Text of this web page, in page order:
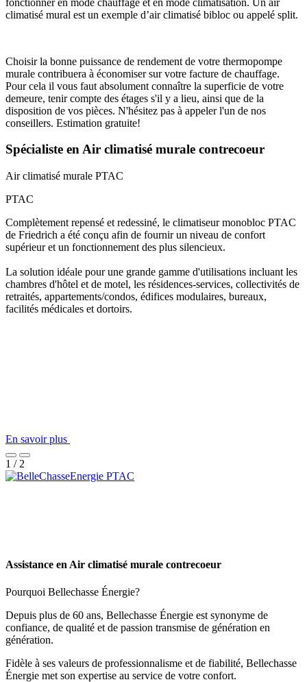
climatisé mural est un exemple d’air climatisé bibloc ou appelé split.
Choisir la bonne puissance de rendement de votre thermopompe
murale contribuera à économiser sur votre facture de chauffage.
Pour cela il vous faut absolument connaître la superficie de votre
demeure, tenir compte des étages s'il y a lieu, ainsi que de la
disposition de vos pièces. N'hésitez pas à appeler l'un de nos
conseillers. Estimation gratuite!
Spécialiste en Air climatisé murale contrecoeur
Air climatisé murale PTAC
PTAC
Complètement repensé et redessiné, le climatiseur monobloc PTAC
de Friedrich a été conçu afin de fournir un niveau de confort
supérieur et un fonctionnement des plus silencieux.
La solution idéale pour une grande gamme d'utilisations incluant les
chambres d'hôtel et de motel, les résidences-services, collectivités de
retraités, appartements/condos, édifices modulaires, bureaux,
facilités médicales et dortoirs.
En savoir plus
1 / 2
Assistance en Air climatisé murale contrecoeur
Pourquoi Bellechasse Énergie?
Depuis plus de 60 ans, Bellechasse Énergie est synonyme de
confiance, de qualité et de passion transmise de génération en
génération.
Fidèle à ses valeurs de professionnalisme et de fiabilité, Bellechasse
Énergie met son expertise au service de votre confort.